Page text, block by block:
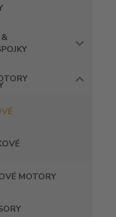
&
MOTORY